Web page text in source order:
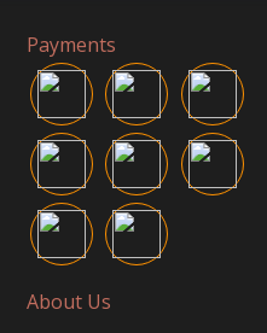
Payments
About Us